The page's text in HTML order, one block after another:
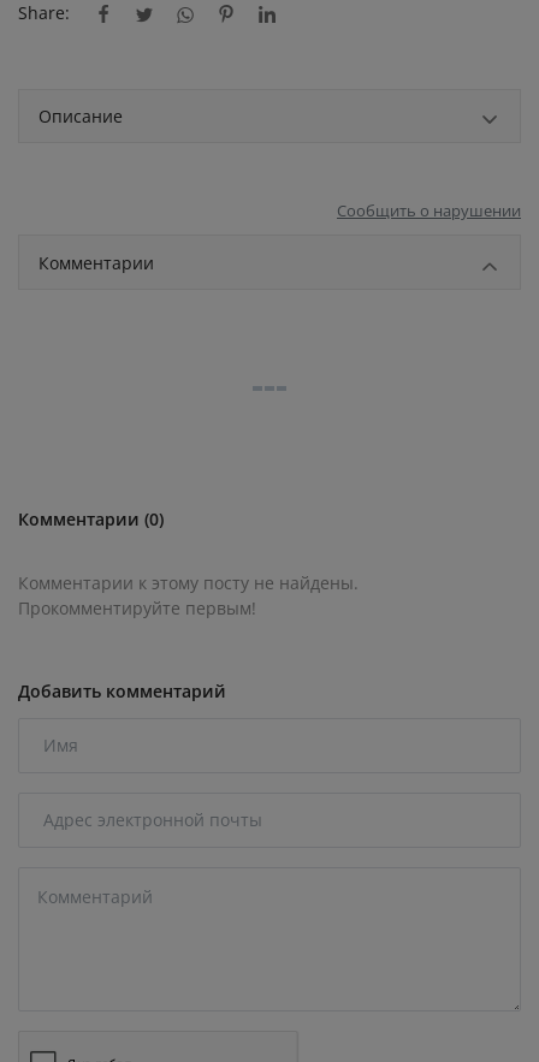
Share:
Описание
Сообщить о нарушении
Комментарии
Комментарии (0)
Комментарии к этому посту не найдены.
Прокомментируйте первым!
Добавить комментарий